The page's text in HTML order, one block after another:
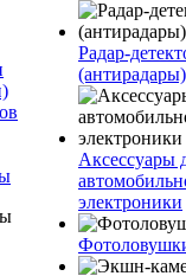
Радар-
(антирадары)
Аксессуары
электроники